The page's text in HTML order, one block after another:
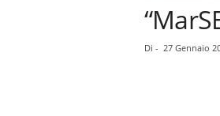
Di - 27 Gennaio